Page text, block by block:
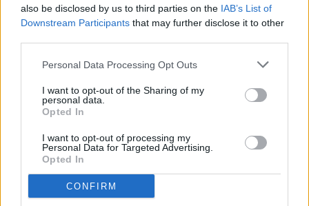
also be disclosed by us to third parties on the IAB’s List of
Downstream Participants that may further disclose it to other
Personal Data Processing Opt Outs
I want to opt-out of the Sharing of my
personal data.
Opted In
I want to opt-out of processing my
Personal Data for Targeted Advertising.
Opted In
CONFIRM
Enes Sali, talento joven para el
ataque tricolor
traspaso de Josep Cerdà
PRIMER EQUIPO
Andorra es superior y consigue una
victoria convincente
PRIMER EQUIPO